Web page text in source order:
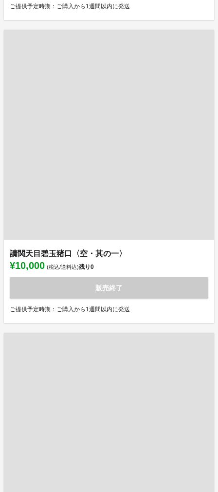
ご提供予定時期：ご購入から1週間以内に発送
請関天目碧玉猪口〈空・其の一〉
¥10,000 (税込/送料込)残り0
販売終了
ご提供予定時期：ご購入から1週間以内に発送